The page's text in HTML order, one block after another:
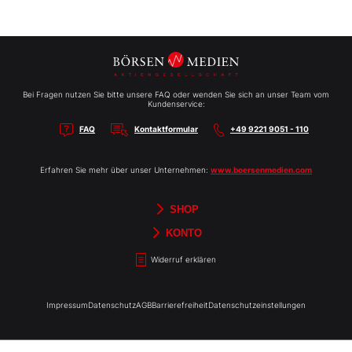
Bei Fragen nutzen Sie bitte unsere FAQ oder wenden Sie sich an unser Team vom
Kundenservice:
FAQ Kontaktformular +49 9221 9051 - 110
Erfahren Sie mehr über unser Unternehmen: www.boersenmedien.com
SHOP
Börsenbriefe
Aktien-Reports
HEBELTRADER
TradingDay
Newsletter
Merchandise
Gutscheine
KONTO
Widerruf erklären
ImpressumDatenschutzAGBBarrierefreiheitDatenschutzeinstellungen